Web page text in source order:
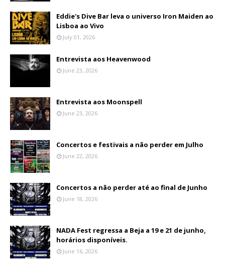
Eddie's Dive Bar leva o universo Iron Maiden ao
Lisboa ao Vivo
July 01, 2026
Entrevista aos Heavenwood
June 23, 2026
Entrevista aos Moonspell
June 23, 2026
Concertos e festivais a não perder em Julho
June 22, 2026
Concertos a não perder até ao final de Junho
June 18, 2026
NADA Fest regressa a Beja a 19 e 21 de junho,
horários disponíveis.
June 16, 2026